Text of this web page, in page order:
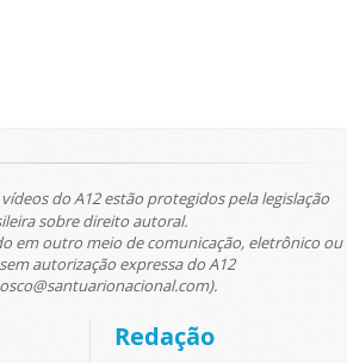
do A12 estão protegidos pela legislação
sobre direito autoral.
em outro meio de comunicação, eletrônico ou
autorização expressa do A12
Redação